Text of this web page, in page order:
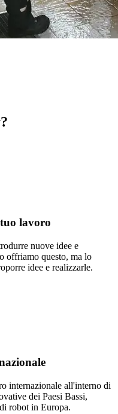
lavoro
nuove idee e
offriamo questo, ma lo
idee e realizzarle.
internazionale all'interno di
dei Paesi Bassi,
robot in Europa.